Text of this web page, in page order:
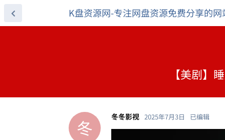
K盘资源网-专注网盘资源免费分享的网
【美剧】
冬 冬冬影视 2025年7月3日 已编辑